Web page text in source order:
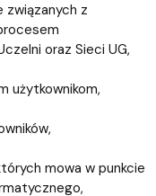
związanych z
oraz Sieci UG,
użytkownikom,
mowa w punkcie